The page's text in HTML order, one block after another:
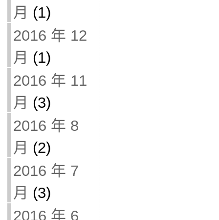
月 (1)
2016 年 12
月 (1)
2016 年 11
月 (3)
2016 年 8
月 (2)
2016 年 7
月 (3)
2016 年 6